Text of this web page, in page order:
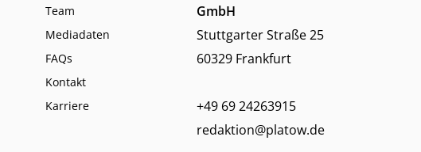
Team
Mediadaten
FAQs
Kontakt
Karriere
GmbH
Stuttgarter Straße 25
60329 Frankfurt
+49 69 24263915
redaktion@platow.de